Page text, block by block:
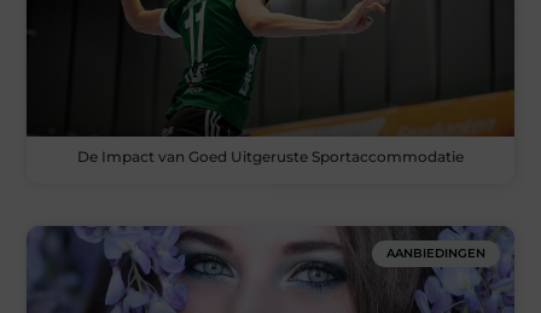
De Impact van Goed Uitgeruste Sportaccommodatie
AANBIEDINGEN